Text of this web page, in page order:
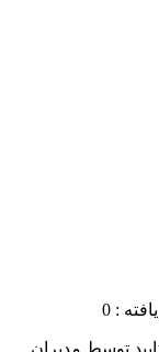
: 0
توسط مدیران